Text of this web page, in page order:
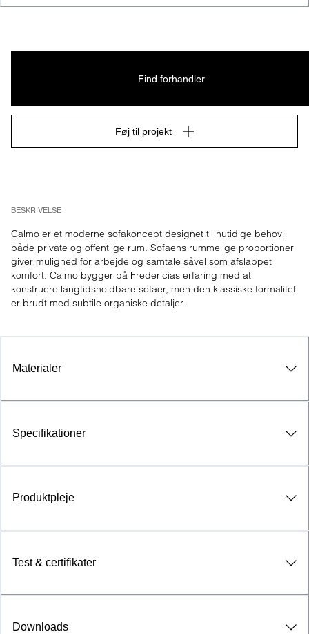
BESKRIVELSE
Calmo er et moderne sofakoncept designet til nutidige behov i
både private og offentlige rum. Sofaens rummelige proportioner
giver mulighed for arbejde og samtale såvel som afslappet
komfort. Calmo bygger på Fredericias erfaring med at
konstruere langtidsholdbare sofaer, men den klassiske formalitet
er brudt med subtile organiske detaljer.
Find forhandler
Føj til projekt
Materialer
Specifikationer
Produktpleje
Test & certifikater
Downloads